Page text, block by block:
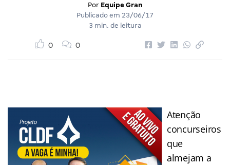
Por Equipe Gran
Publicado em 23/06/17
3 min. de leitura
0 0
Atenção
concurseiros
que
almejam a